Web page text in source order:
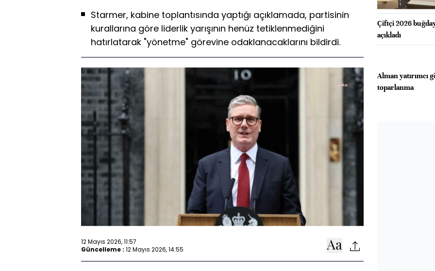
Starmer, kabine toplantısında yaptığı açıklamada, partisinin
kurallarına göre liderlik yarışının henüz tetiklenmediğini
hatırlatarak "yönetme" görevine odaklanacaklarını bildirdi.
12 Mayıs 2026, 11:57
Güncelleme : 12 Mayıs 2026, 14:55
Çiftçi 2026
açıkladı
Alman
toparlanma